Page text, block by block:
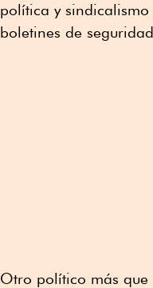
política y
boletines de
Otro político más